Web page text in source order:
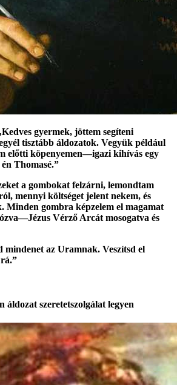
gyermek, jöttem segíteni
tisztább áldozatok. Vegyük például
előtti köpenyemen—igazi kihívás egy
Thomasé.”
a gombokat felzárni, lemondtam
mennyi költséget jelent nekem, és
Minden gombra képzelem el magamat
Vérző Arcát mosogatva és
mindenet az Uramnak. Veszítsd el
áldozat szeretetszolgálat legyen